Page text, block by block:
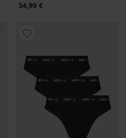
34,99 €